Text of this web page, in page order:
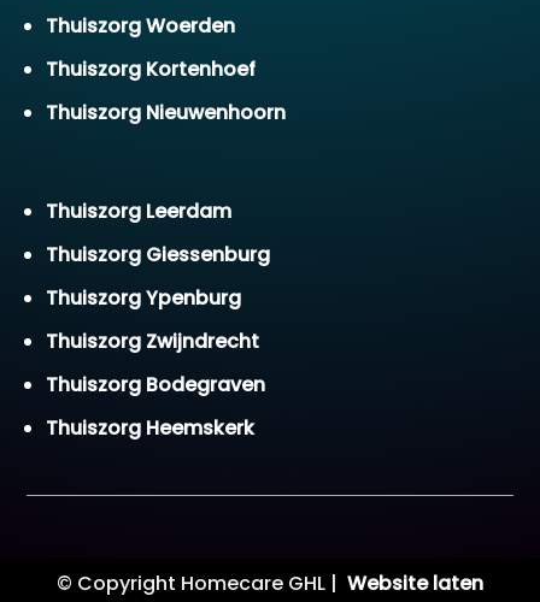
Thuiszorg Woerden
Thuiszorg Kortenhoef
Thuiszorg Nieuwenhoorn
Thuiszorg Leerdam
Thuiszorg Giessenburg
Thuiszorg Ypenburg
Thuiszorg Zwijndrecht
Thuiszorg Bodegraven
Thuiszorg Heemskerk
© Copyright Homecare GHL | Website laten